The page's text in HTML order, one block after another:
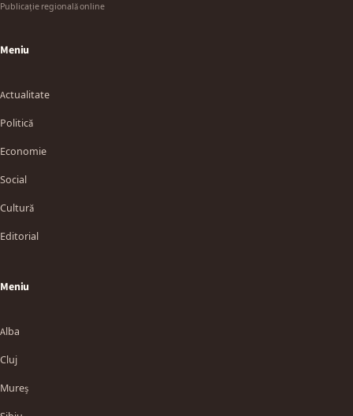
Publicație regională online
Meniu
Actualitate
Politică
Economie
Social
Cultură
Editorial
Meniu
Alba
Cluj
Mureș